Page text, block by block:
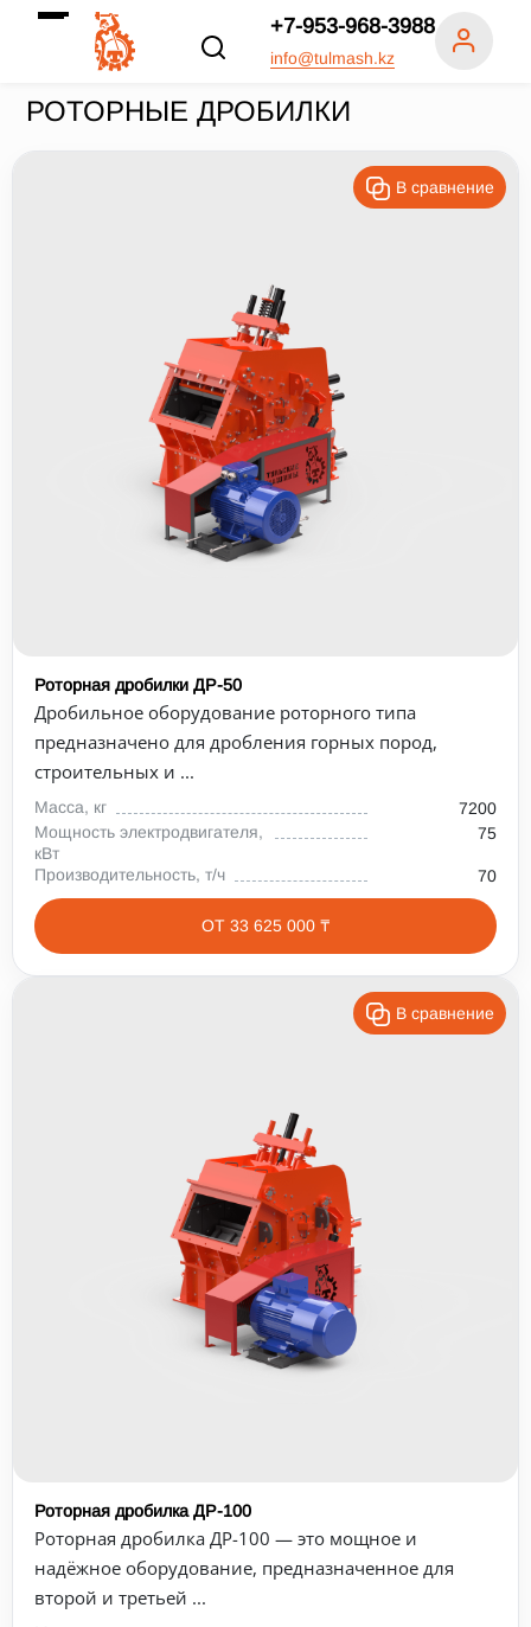
+7-953-968-3988
info@tulmash.kz
РОТОРНЫЕ ДРОБИЛКИ
В сравнение
Роторная дробилки ДР-50
Дробильное оборудование роторного типа
предназначено для дробления горных пород,
строительных и ...
Масса, кг
7200
Мощность электродвигателя,
кВт
75
Производительность, т/ч 70
ОТ 33 625 000 ₸
В сравнение
Роторная дробилка ДР-100
Роторная дробилка ДР-100 — это мощное и
надёжное оборудование, предназначенное для
второй и третьей ...